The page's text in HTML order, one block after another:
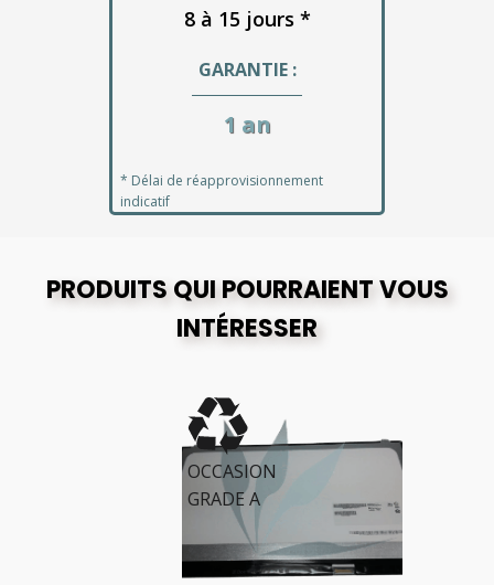
8 à 15 jours *
GARANTIE :
1 an
* Délai de réapprovisionnement
indicatif
PRODUITS QUI POURRAIENT VOUS
INTÉRESSER
OCCASION
GRADE A